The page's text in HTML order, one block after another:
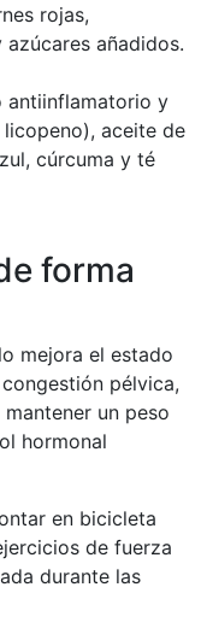
rojas,
añadidos.
antiinflamatorio y
aceite de
cúrcuma y té
forma
mejora el estado
pélvica,
un peso
hormonal
en bicicleta
de fuerza
durante las